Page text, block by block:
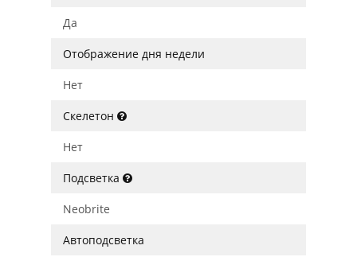
Да
Отображение дня недели
Нет
Скелетон
Нет
Подсветка
Neobrite
Автоподсветка